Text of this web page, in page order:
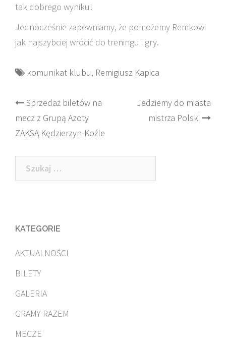
tak dobrego wyniku!
Jednocześnie zapewniamy, że pomożemy Remkowi
jak najszybciej wrócić do treningu i gry.
komunikat klubu, Remigiusz Kapica
Post
navigation
Sprzedaż biletów na
mecz z Grupą Azoty
ZAKSĄ Kędzierzyn-Koźle
Jedziemy do miasta
mistrza Polski
Szukaj:
KATEGORIE
AKTUALNOŚCI
BILETY
GALERIA
GRAMY RAZEM
MECZE